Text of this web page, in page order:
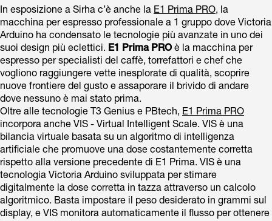
In esposizione a Sirha c’è anche la E1 Prima PRO, la
macchina per espresso professionale a 1 gruppo dove Victoria
Arduino ha condensato le tecnologie più avanzate in uno dei
suoi design più eclettici. E1 Prima PROè la macchina per
espresso per specialisti del caffè, torrefattori e chef che
vogliono raggiungere vette inesplorate di qualità, scoprire
nuove frontiere del gusto e assaporare il brivido di andare
dove nessuno è mai stato prima.
Oltre alle tecnologie T3 Genius e PBtech, E1 Prima PRO
incorpora anche VIS - Virtual Intelligent Scale. VIS è una
bilancia virtuale basata su un algoritmo di intelligenza
artificiale che promuove una dose costantemente corretta
rispetto alla versione precedente di E1 Prima. VIS è una
tecnologia Victoria Arduino sviluppata per stimare
digitalmente la dose corretta in tazza attraverso un calcolo
algoritmico. Basta impostare il peso desiderato in grammi sul
display, e VIS monitora automaticamente il flusso per ottenere